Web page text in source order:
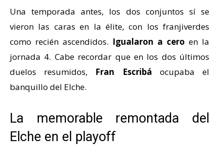
Una temporada antes, los dos conjuntos sí se
vieron las caras en la élite, con los franjiverdes
como recién ascendidos. Igualaron a cero en la
jornada 4. Cabe recordar que en los dos últimos
duelos resumidos, Fran Escribá ocupaba el
banquillo del Elche.
La memorable remontada del
Elche en el playoff